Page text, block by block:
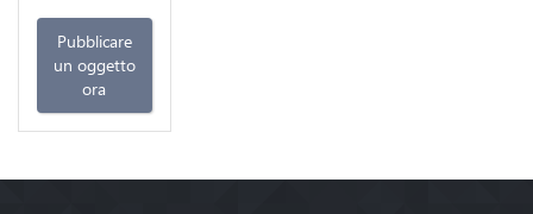
Pubblicare
un oggetto
ora